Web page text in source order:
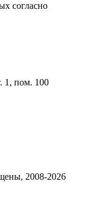
согласно
1, пом. 100
2008-2026